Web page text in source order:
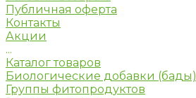
Публичная оферта
Контакты
Акции
...
Каталог товаров
Биологические добавки (бады)
Группы фитопродуктов